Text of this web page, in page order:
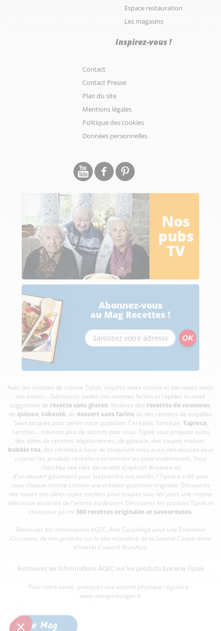
Espace restauration
Les magasins
Inspirez-vous !
Contact
Contact Presse
Plan du site
Mentions légales
Politique des cookies
Données personnelles
Nos
pubs
TV
Abonnez-vous
au Mag Recettes !
Avec les recettes de cuisine Tipiak, inspirez votre cuisine et vos repas selon
vos envies... Découvrez toutes nos recettes faciles et rapides et notre
suggestion de recette sans gluten. Réalisez des recettes de couscous,
de quinoa, taboulé, de dessert sans farine ou des recettes de coquilles
Saint Jacques pour varier votre quotidien. Céréales, Semoule, Tapioca,
Lentilles... n'auront plus de secrets pour vous. Tipiak vous propose aussi
des idées de recettes végétariennes, de gâteaux, des soupes maison,
bubble tea, des recettes à base de chapelure mais aussi des astuces pour
cuisiner les produits céréaliers et revisiter les plats traditionnels. Vous
cherchez une idée de recette d'apéritif dînatoire ou
d'un dessert gourmand pour surprendre vos invités ? Tipiak a créé pour
vous chaque recette comme une création gustative originale. Découvrez
vite toutes nos idées repas inédites pour trouver tous les jours une recette
délicieuse et variée de l'entrée au dessert. Découvrez les produits Tipiak et
choisissez parmi 300 recettes originales et savoureuses.
Retrouvez les informations AGEC, Anti Gaspillage pour une Economie
Circulaire, de nos produits sur le site mutualisé de la Société Coopérative
d'Intérêt Collectif NumAlim
Retrouvez les informations AGEC sur les produits Epicerie Tipiak
Pour votre santé, pratiquez une activité physique régulière -
www.mangerbouger.fr